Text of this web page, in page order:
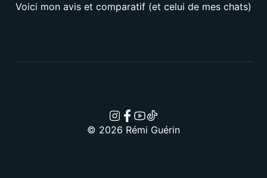
Voici mon avis et comparatif (et celui de mes chats)
© 2026 Rémi Guérin